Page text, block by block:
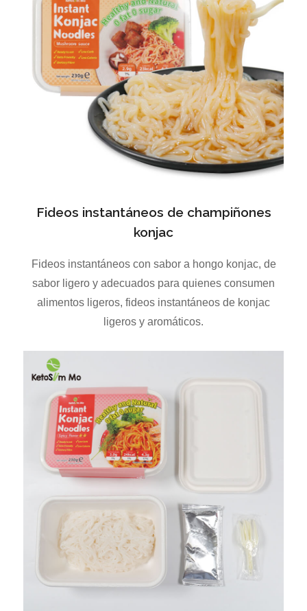
Fideos instantáneos de champiñones
konjac
Fideos instantáneos con sabor a hongo konjac, de
sabor ligero y adecuados para quienes consumen
alimentos ligeros, fideos instantáneos de konjac
ligeros y aromáticos.